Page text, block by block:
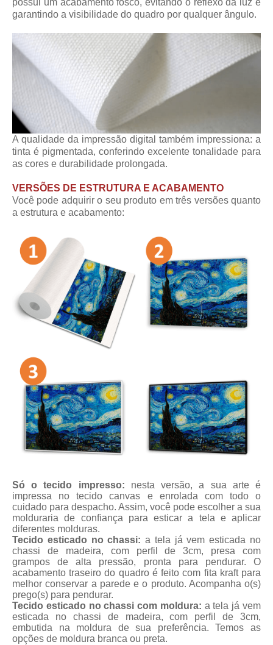
possui um acabamento fosco, evitando o reflexo da luz e
garantindo a visibilidade do quadro por qualquer ângulo.
A qualidade da impressão digital também impressiona: a
tinta é pigmentada, conferindo excelente tonalidade para
as cores e durabilidade prolongada.
VERSÕES DE ESTRUTURA E ACABAMENTO
Você pode adquirir o seu produto em três versões quanto
a estrutura e acabamento:
Só o tecido impresso: nesta versão, a sua arte é
impressa no tecido canvas e enrolada com todo o
cuidado para despacho. Assim, você pode escolher a sua
molduraria de confiança para esticar a tela e aplicar
diferentes molduras.
Tecido esticado no chassi: a tela já vem esticada no
chassi de madeira, com perfil de 3cm, presa com
grampos de alta pressão, pronta para pendurar. O
acabamento traseiro do quadro é feito com fita kraft para
melhor conservar a parede e o produto. Acompanha o(s)
prego(s) para pendurar.
Tecido esticado no chassi com moldura: a tela já vem
esticada no chassi de madeira, com perfil de 3cm,
embutida na moldura de sua preferência. Temos as
opções de moldura branca ou preta.